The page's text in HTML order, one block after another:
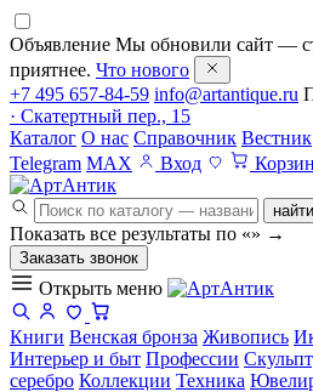
Объявление Мы обновили сайт —
приятнее. Что нового
+7 495 657-84-59 info@artantique.ru
· Скатертный пер., 15
Каталог О нас Справочник Вестник
Telegram MAX Вход
Показать все результаты по «» →
Заказать звонок
Открыть меню
Книги Венская бронза Живопись
Интерьер и быт Профессии
серебро Коллекции Техника